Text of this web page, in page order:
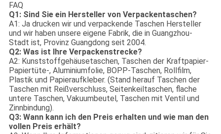
FAQ
Q1: Sind Sie ein Hersteller von Verpackentaschen?
A1: Ja drucken wir und verpackende Taschen Hersteller
und wir haben unsere eigene Fabrik, die in Guangzhou-
Stadt ist, Provinz Guangdong seit 2004.
Q2: Was ist Ihre Verpackenstrecke?
A2: Kunststoffgehäusetaschen, Taschen der Kraftpapier-
Papiertüte-, Aluminiumfolie, BOPP-Taschen, Rollfilm,
Plastik und Papieraufkleber. (Stand herauf Taschen der
Taschen mit Reißverschluss, Seitenkeiltaschen, flache
untere Taschen, Vakuumbeutel, Taschen mit Ventil und
Zinnbindung).
Q3: Wann kann ich den Preis erhalten und wie man den
vollen Preis erhält?